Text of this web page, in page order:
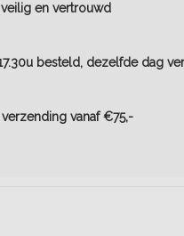
en vertrouwd
besteld, dezelfde dag
verzending vanaf €75,-